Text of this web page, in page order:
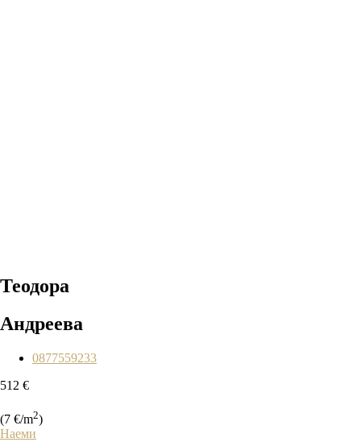
Теодора
Андреева
0877559233
512 €
(7 €/m2)
Наеми